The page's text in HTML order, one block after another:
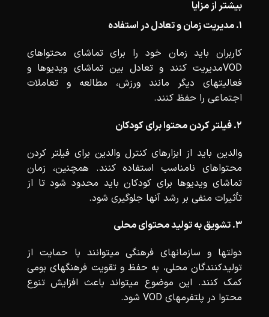
بیشتر از مزایا
۱. مدیریت زمان و تعادل در استفاده
کاربران باید زمان خود را برای تماشای محتواهای
VODمدیریت کنند و تعادل بین تماشای ویدیوها و
فعالیتهای دیگر مانند ورزش، مطالعه و تعاملات
اجتماعی را حفظ کنند.
۲. فیلتر کردن محتوا برای کودکان
والدین باید از ابزارهای کنترل والدین برای فیلتر کردن
محتواهای نامناسب استفاده کنند. همچنین، زمان
تماشای ویدیوها برای کودکان باید محدود شود تا از
تأثیرات منفی بر رشد آنها جلوگیری شود.
۳. تشویق به تولید محتوای محلی
دولتها و سازمانهای فرهنگی میتوانند با حمایت از
تولیدکنندگان محلی، به حفظ و تقویت فرهنگهای بومی
کمک کنند. این موضوع میتواند باعث افزایش تنوع
محتوا در پلتفرمهای VOD شود.